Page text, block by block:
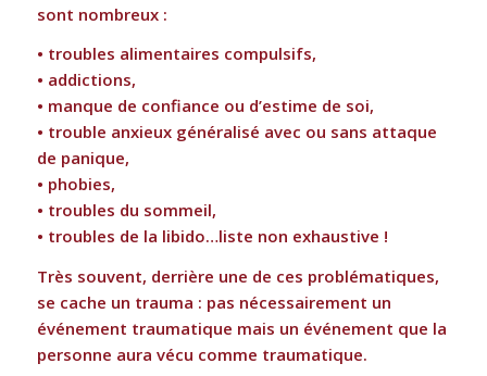
sont nombreux :
• troubles alimentaires compulsifs,
• addictions,
• manque de confiance ou d’estime de soi,
• trouble anxieux généralisé avec ou sans attaque
de panique,
• phobies,
• troubles du sommeil,
• troubles de la libido…liste non exhaustive !
Très souvent, derrière une de ces problématiques,
se cache un trauma : pas nécessairement un
événement traumatique mais un événement que la
personne aura vécu comme traumatique.